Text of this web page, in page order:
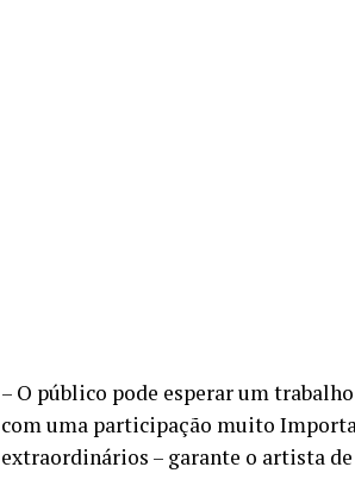
– O público pode esperar um
com uma participação muito
extraordinários – garante o artista